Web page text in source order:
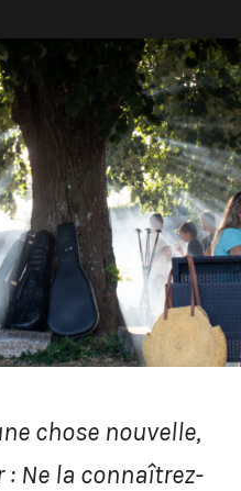
chose nouvelle,
: Ne la connaîtrez-